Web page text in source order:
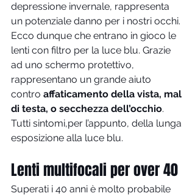
depressione invernale, rappresenta
un potenziale danno per i nostri occhi.
Ecco dunque che entrano in gioco le
lenti con filtro per la luce blu. Grazie
ad uno schermo protettivo,
rappresentano un grande aiuto
contro affaticamento della vista, mal
di testa, o secchezza dell’occhio.
Tutti sintomi,per l’appunto, della lunga
esposizione alla luce blu.
Lenti multifocali per over 40
Superati i 40 anni è molto probabile